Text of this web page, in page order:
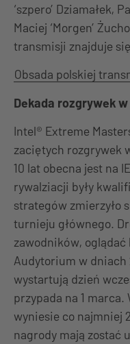
‘szpero’ Dziamałek,
Maciej ‘Morgen’
transmisji znajduje
Obsada polskiej
Dekada rozgrywek
Intel® Extreme
zaciętych rozgrywek
10 lat obecna jest na
rywalziacji były
strategów zmierzyło
turnieju głównego.
zawodników,
Audytorium w dniach
wystartują dzień
przypada na 1
wyniesie co najmniej
nagrody mają zostać